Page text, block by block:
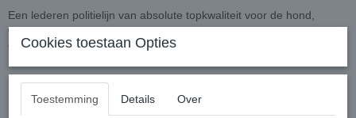
Een lederen politielijn van absolute topkwaliteit voor de hond,
waarmee u de hond kan trainen, dus verschillende maten
verstelbaar.
Cookies toestaan Opties
Toestemming Details Over